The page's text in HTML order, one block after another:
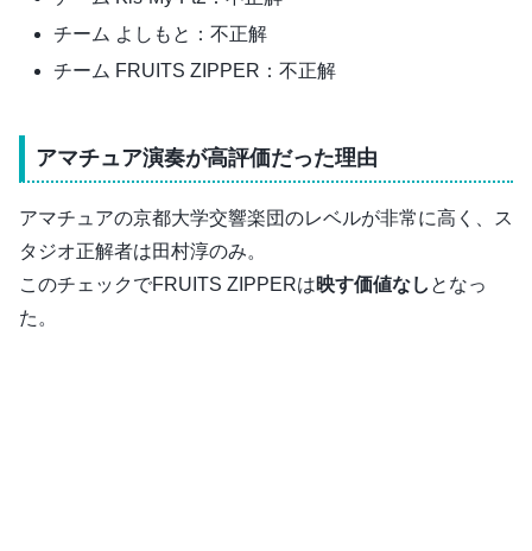
チーム よしもと：不正解
チーム FRUITS ZIPPER：不正解
アマチュア演奏が高評価だった理由
アマチュアの京都大学交響楽団のレベルが非常に高く、ス
タジオ正解者は田村淳のみ。
このチェックでFRUITS ZIPPERは映す価値なし となっ
た。